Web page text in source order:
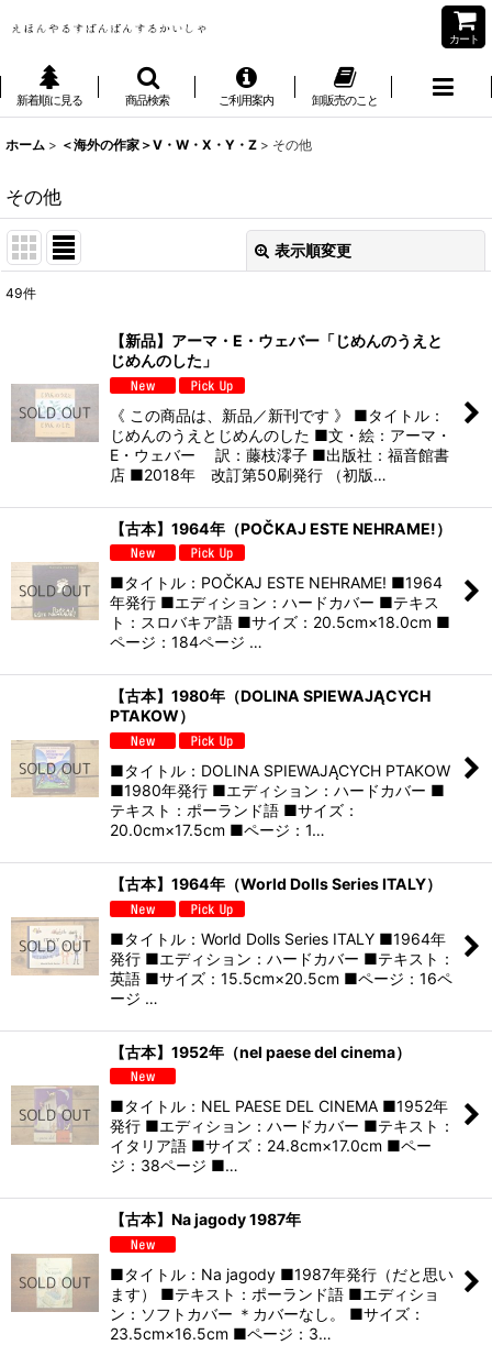
カート
新着順に見る 商品検索 ご利用案内 卸販売のこと
ホーム > ＜海外の作家＞V・W・X・Y・Z > その他
その他
表示順変更
絞り込む
49件
【新品】アーマ・E・ウェバー「じめんのうえと
じめんのした」
《 この商品は、新品／新刊です 》 ■タイトル：
じめんのうえとじめんのした ■文・絵：アーマ・
E・ウェバー 訳：藤枝澪子 ■出版社：福音館書
店 ■2018年 改訂第50刷発行 （初版…
【古本】1964年（POČKAJ ESTE NEHRAME!）
■タイトル：POČKAJ ESTE NEHRAME! ■1964
年発行 ■エディション：ハードカバー ■テキス
ト：スロバキア語 ■サイズ：20.5cm×18.0cm ■
ページ：184ページ …
【古本】1980年（DOLINA SPIEWAJĄCYCH
PTAKOW）
■タイトル：DOLINA SPIEWAJĄCYCH PTAKOW
■1980年発行 ■エディション：ハードカバー ■
テキスト：ポーランド語 ■サイズ：
20.0cm×17.5cm ■ページ：1…
【古本】1964年（World Dolls Series ITALY）
■タイトル：World Dolls Series ITALY ■1964年
発行 ■エディション：ハードカバー ■テキスト：
英語 ■サイズ：15.5cm×20.5cm ■ページ：16ペ
ージ …
【古本】1952年（nel paese del cinema）
■タイトル：NEL PAESE DEL CINEMA ■1952年
発行 ■エディション：ハードカバー ■テキスト：
イタリア語 ■サイズ：24.8cm×17.0cm ■ペー
ジ：38ページ ■…
【古本】Na jagody 1987年
■タイトル：Na jagody ■1987年発行（だと思い
ます） ■テキスト：ポーランド語 ■エディショ
ン：ソフトカバー ＊カバーなし。 ■サイズ：
23.5cm×16.5cm ■ページ：3…